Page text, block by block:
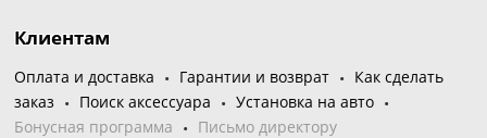
Клиентам
Оплата и доставка Гарантии и возврат
Как сделать
заказ
Поиск аксессуара
Установка на авто
Бонусная программа
Письмо директору